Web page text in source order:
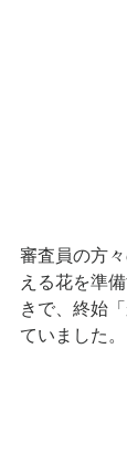
審査員の方
える花を準
きで、終始
ていました。